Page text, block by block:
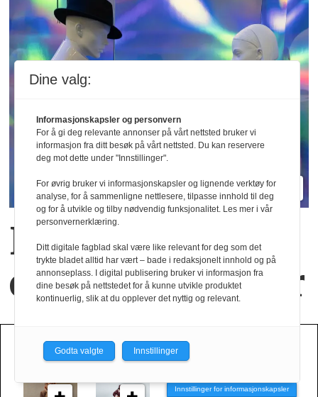
Nye materialer
og nye positurer
HØST VINTER 2026
Innstillinger for informasjonskapsler
Dine valg:
Informasjonskapsler og personvern
For å gi deg relevante annonser på vårt nettsted bruker vi
informasjon fra ditt besøk på vårt nettsted. Du kan reservere
deg mot dette under "Innstillinger".
For øvrig bruker vi informasjonskapsler og lignende verktøy for
analyse, for å sammenligne nettlesere, tilpasse innhold til deg
og for å utvikle og tilby nødvendig funksjonalitet. Les mer i vår
personvernerklæring.
Ditt digitale fagblad skal være like relevant for deg som det
trykte bladet alltid har vært – bade i redaksjonelt innhold og på
annonseplass. I digital publisering bruker vi informasjon fra
dine besøk på nettstedet for å kunne utvikle produktet
kontinuerlig, slik at du opplever det nyttig og relevant.
Godta valgte Innstillinger